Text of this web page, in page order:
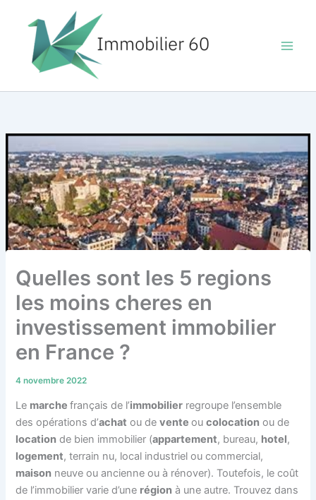
contenu
Quelles sont les 5 regions
les moins cheres en
investissement immobilier
en France ?
4 novembre 2022
Le marchefrançais de l’immobilier regroupe l’ensemble
des opérations d’achat ou deventeoucolocation ou de
location de bien immobilier (appartement, bureau, hotel,
logement, terrain nu, local industriel ou commercial,
maison neuve ou ancienne ou à rénover). Toutefois, le coût
de l’immobilier varie d’une région à une autre. Trouvez dans